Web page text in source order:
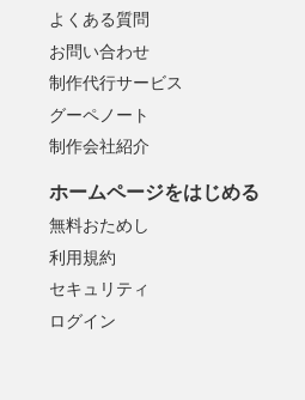
よくある質問
お問い合わせ
制作代行サービス
グーペノート
制作会社紹介
ホームページをはじめる
無料おためし
利用規約
セキュリティ
ログイン